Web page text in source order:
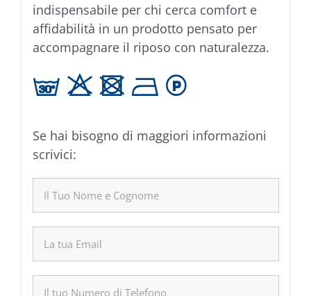
indispensabile per chi cerca comfort e
affidabilità in un prodotto pensato per
accompagnare il riposo con naturalezza.
g H U B L
Se hai bisogno di maggiori informazioni
scrivici: